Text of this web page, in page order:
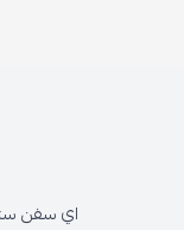
اي سفن